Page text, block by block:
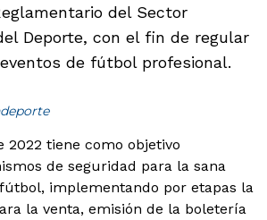
del Sector
Deporte, con el fin de regular
de fútbol profesional.
2022 tiene como objetivo
de seguridad para la sana
implementando por etapas la
la venta, emisión de la boletería